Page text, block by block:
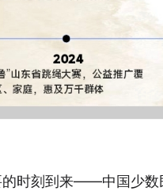
时刻到来——中国少数